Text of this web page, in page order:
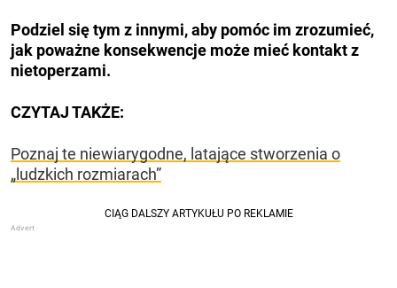
Podziel się tym z innymi, aby pomóc im zrozumieć,
jak poważne konsekwencje może mieć kontakt z
nietoperzami.
CZYTAJ TAKŻE:
Poznaj te niewiarygodne, latające stworzenia o
„ludzkich rozmiarach”